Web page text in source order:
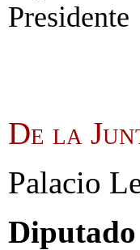
Presidente
De la
Palacio